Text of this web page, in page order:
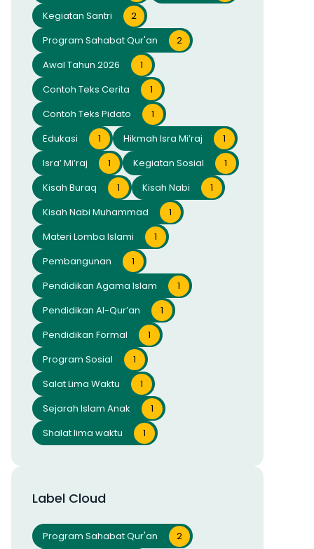
Kegiatan Santri
2
Program Sahabat Qur'an
2
Awal Tahun 2026
1
Contoh Teks Cerita
1
Contoh Teks Pidato
1
Edukasi
1 Hikmah Isra Mi’raj
1
Isra’ Mi’raj
1 Kegiatan Sosial
1
Kisah Buraq
1 Kisah Nabi
1
Kisah Nabi Muhammad
1
Materi Lomba Islami
1
Pembangunan
1
Pendidikan Agama Islam
1
Pendidikan Al-Qur’an
1
Pendidikan Formal
1
Program Sosial
1
Salat Lima Waktu
1
Sejarah Islam Anak
1
Shalat lima waktu
1
Label Cloud
Program Sahabat Qur'an
2